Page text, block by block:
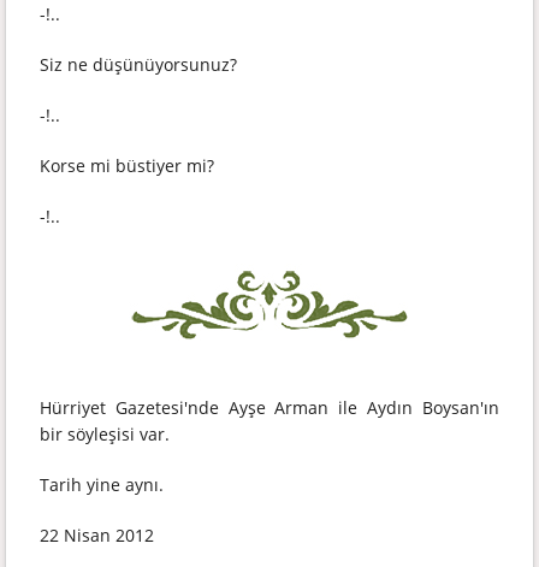
-!..
Siz ne düşünüyorsunuz?
-!..
Korse mi büstiyer mi?
-!..
Hürriyet Gazetesi'nde Ayşe Arman ile Aydın Boysan'ın
bir söyleşisi var.
Tarih yine aynı.
22 Nisan 2012